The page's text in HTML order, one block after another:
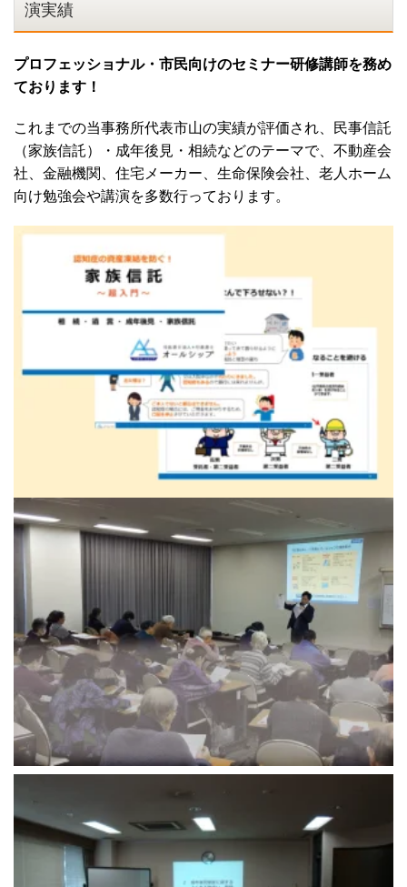
演実績
プロフェッショナル・市民向けのセミナー研修講師を務め
ております！
これまでの当事務所代表市山の実績が評価され、民事信託
（家族信託）・成年後見・相続などのテーマで、不動産会
社、金融機関、住宅メーカー、生命保険会社、老人ホーム
向け勉強会や講演を多数行っております。